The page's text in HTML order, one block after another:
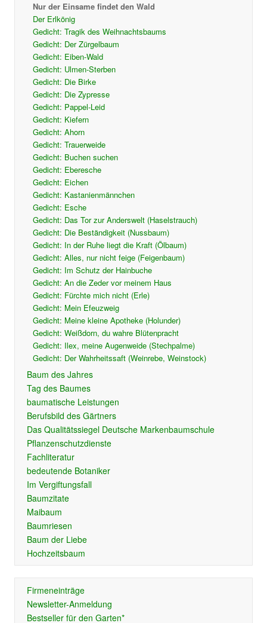
Nur der Einsame findet den Wald
Der Erlkönig
Gedicht: Tragik des Weihnachtsbaums
Gedicht: Der Zürgelbaum
Gedicht: Eiben-Wald
Gedicht: Ulmen-Sterben
Gedicht: Die Birke
Gedicht: Die Zypresse
Gedicht: Pappel-Leid
Gedicht: Kiefern
Gedicht: Ahorn
Gedicht: Trauerweide
Gedicht: Buchen suchen
Gedicht: Eberesche
Gedicht: Eichen
Gedicht: Kastanienmännchen
Gedicht: Esche
Gedicht: Das Tor zur Anderswelt (Haselstrauch)
Gedicht: Die Beständigkeit (Nussbaum)
Gedicht: In der Ruhe liegt die Kraft (Ölbaum)
Gedicht: Alles, nur nicht feige (Feigenbaum)
Gedicht: Im Schutz der Hainbuche
Gedicht: An die Zeder vor meinem Haus
Gedicht: Fürchte mich nicht (Erle)
Gedicht: Mein Efeuzweig
Gedicht: Meine kleine Apotheke (Holunder)
Gedicht: Weißdorn, du wahre Blütenpracht
Gedicht: Ilex, meine Augenweide (Stechpalme)
Gedicht: Der Wahrheitssaft (Weinrebe, Weinstock)
Baum des Jahres
Tag des Baumes
baumatische Leistungen
Berufsbild des Gärtners
Das Qualitätssiegel Deutsche Markenbaumschule
Pflanzenschutzdienste
Fachliteratur
bedeutende Botaniker
Im Vergiftungsfall
Baumzitate
Maibaum
Baumriesen
Baum der Liebe
Hochzeitsbaum
Firmeneinträge
Newsletter-Anmeldung
Bestseller für den Garten*